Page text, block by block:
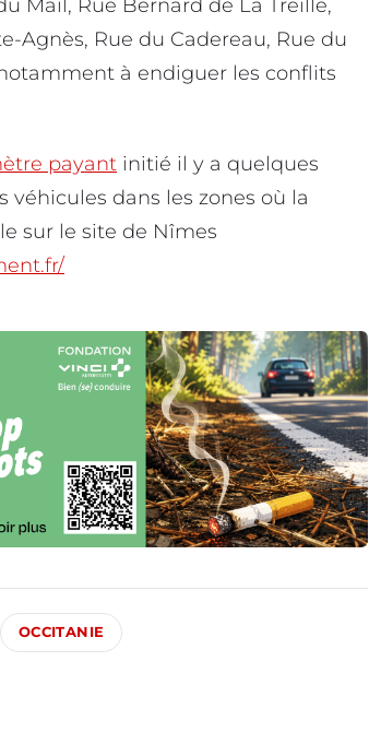
Mail, Rue Bernard de La Treille,
Agnès, Rue du Cadereau, Rue du
à endiguer les conflits
payant initié il y a quelques
véhicules dans les zones où la
sur le site de Nîmes
OCCITANIE